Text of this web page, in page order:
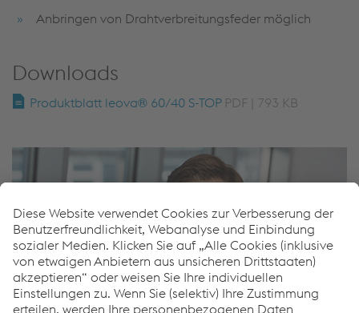
Anbringen von Drahtverbreitungsfeder möglich
Downloads
Produktblatt leova® 60/40 S-TOP PDF | 793 KB